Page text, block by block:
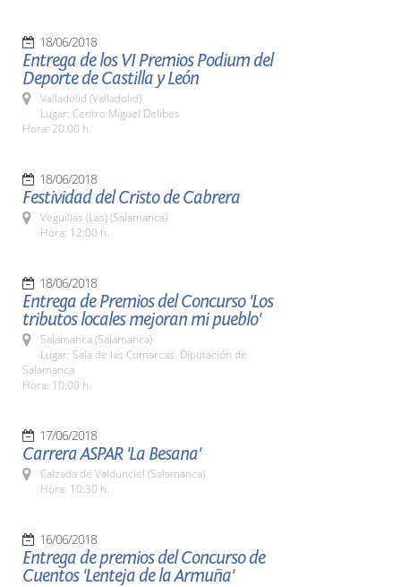
18/06/2018
Entrega de los VI Premios Podium del
Deporte de Castilla y León
Valladolid (Valladolid)
Lugar: Centro Miguel Delibes
Hora: 20.00 h.
18/06/2018
Festividad del Cristo de Cabrera
Veguillas (Las) (Salamanca)
Hora: 12:00 h.
18/06/2018
Entrega de Premios del Concurso 'Los
tributos locales mejoran mi pueblo'
Salamanca (Salamanca)
Lugar: Sala de las Comarcas. Diputación de
Salamanca
Hora: 10:00 h.
17/06/2018
Carrera ASPAR 'La Besana'
Calzada de Valdunciel (Salamanca)
Hora: 10:30 h.
16/06/2018
Entrega de premios del Concurso de
Cuentos 'Lenteja de la Armuña'